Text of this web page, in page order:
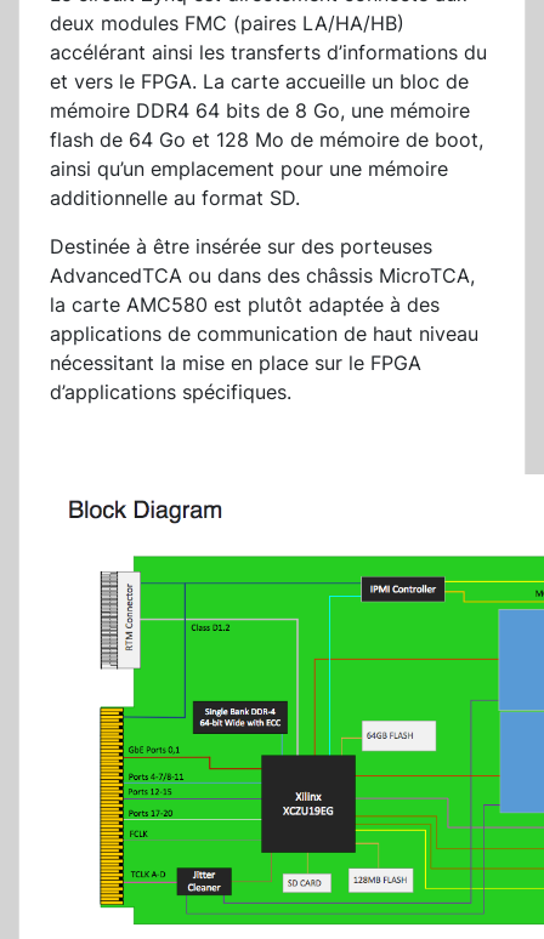
deux modules FMC (paires LA/HA/HB)
accélérant ainsi les transferts d’informations du
et vers le FPGA. La carte accueille un bloc de
mémoire DDR4 64 bits de 8 Go, une mémoire
flash de 64 Go et 128 Mo de mémoire de boot,
ainsi qu’un emplacement pour une mémoire
additionnelle au format SD.
Destinée à être insérée sur des porteuses
AdvancedTCA ou dans des châssis MicroTCA,
la carte AMC580 est plutôt adaptée à des
applications de communication de haut niveau
nécessitant la mise en place sur le FPGA
d’applications spécifiques.